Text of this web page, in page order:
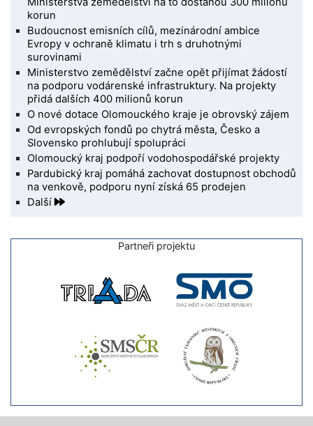
korun
Budoucnost emisních cílů, mezinárodní ambice
Evropy v ochraně klimatu i trh s druhotnými
surovinami
Ministerstvo zemědělství začne opět přijímat žádostí
na podporu vodárenské infrastruktury. Na projekty
přidá dalších 400 milionů korun
O nové dotace Olomouckého kraje je obrovský zájem
Od evropských fondů po chytrá města, Česko a
Slovensko prohlubují spolupráci
Olomoucký kraj podpoří vodohospodářské projekty
Pardubický kraj pomáhá zachovat dostupnost obchodů
na venkově, podporu nyní získá 65 prodejen
Další
Partneři projektu